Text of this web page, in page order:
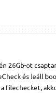
26Gb-ot
és leáll
filechecket,